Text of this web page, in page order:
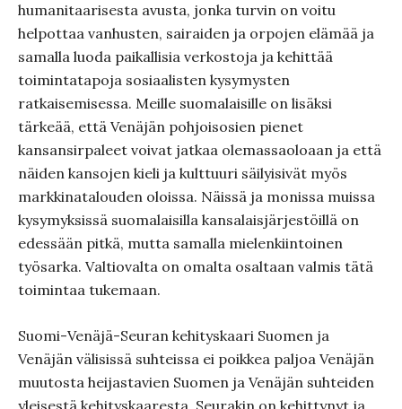
humanitaarisesta avusta, jonka turvin on voitu
helpottaa vanhusten, sairaiden ja orpojen elämää ja
samalla luoda paikallisia verkostoja ja kehittää
toimintatapoja sosiaalisten kysymysten
ratkaisemisessa. Meille suomalaisille on lisäksi
tärkeää, että Venäjän pohjoisosien pienet
kansansirpaleet voivat jatkaa olemassaoloaan ja että
näiden kansojen kieli ja kulttuuri säilyisivät myös
markkinatalouden oloissa. Näissä ja monissa muissa
kysymyksissä suomalaisilla kansalaisjärjestöillä on
edessään pitkä, mutta samalla mielenkiintoinen
työsarka. Valtiovalta on omalta osaltaan valmis tätä
toimintaa tukemaan.
Suomi-Venäjä-Seuran kehityskaari Suomen ja
Venäjän välisissä suhteissa ei poikkea paljoa Venäjän
muutosta heijastavien Suomen ja Venäjän suhteiden
yleisestä kehityskaaresta. Seurakin on kehittynyt ja